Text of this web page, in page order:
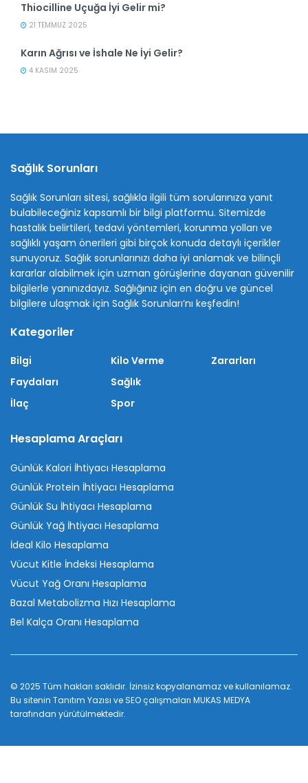
Thiocilline Uçuğa İyi Gelir mi?
21 TEMMUZ 2025
Karın Ağrısı ve İshale Ne İyi Gelir?
4 KASIM 2025
Sağlık Sorunları
Sağlık Sorunları sitesi, sağlıkla ilgili tüm sorularınıza yanıt
bulabileceğiniz kapsamlı bir bilgi platformu. Sitemizde
hastalık belirtileri, tedavi yöntemleri, korunma yolları ve
sağlıklı yaşam önerileri gibi birçok konuda detaylı içerikler
sunuyoruz. Sağlık sorunlarınızı daha iyi anlamak ve bilinçli
kararlar alabilmek için uzman görüşlerine dayanan güvenilir
bilgilerle yanınızdayız. Sağlığınız için en doğru ve güncel
bilgilere ulaşmak için Sağlık Sorunları’nı keşfedin!
Kategoriler
Bilgi
Faydaları
İlaç
Kilo Verme
Sağlık
Spor
Zararları
Hesaplama Araçları
Günlük Kalori İhtiyacı Hesaplama
Günlük Protein İhtiyacı Hesaplama
Günlük Su İhtiyacı Hesaplama
Günlük Yağ İhtiyacı Hesaplama
İdeal Kilo Hesaplama
Vücut Kitle İndeksi Hesaplama
Vücut Yağ Oranı Hesaplama
Bazal Metabolizma Hızı Hesaplama
Bel Kalça Oranı Hesaplama
© 2025 Tüm hakları saklıdır. İzinsiz kopyalanamaz ve kullanılamaz.
Bu sitenin Tanıtım Yazısı ve SEO çalışmaları MUKAS MEDYA
tarafından yürütülmektedir.